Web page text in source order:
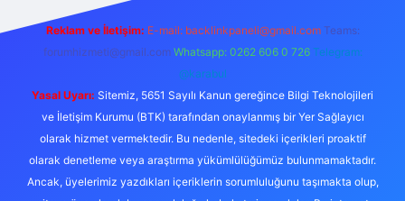
Reklam ve İletişim: E-mail: backlinkpaneli@gmail.com Teams:
forumhizmeti@gmail.com Whatsapp: 0262 606 0 726 Telegram:
@karabul
Yasal Uyarı: Sitemiz, 5651 Sayılı Kanun gereğince Bilgi Teknolojileri
ve İletişim Kurumu (BTK) tarafından onaylanmış bir Yer Sağlayıcı
olarak hizmet vermektedir. Bu nedenle, sitedeki içerikleri proaktif
olarak denetleme veya araştırma yükümlülüğümüz bulunmamaktadır.
Ancak, üyelerimiz yazdıkları içeriklerin sorumluluğunu taşımakta olup,